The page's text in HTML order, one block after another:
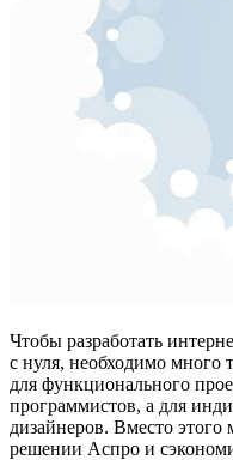
Чтобы разработать
с нуля, необходимо много
для функционального
программистов, а для
дизайнеров. Вместо этого
решении Аспро и